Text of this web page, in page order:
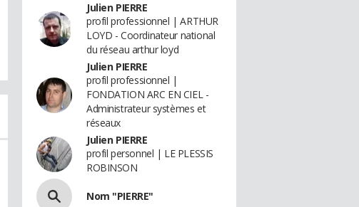
Julien PIERRE
profil professionnel | ARTHUR
LOYD - Coordinateur national
du réseau arthur loyd
Julien PIERRE
profil professionnel |
FONDATION ARC EN CIEL -
Administrateur systèmes et
réseaux
Julien PIERRE
profil personnel | LE PLESSIS
ROBINSON
Nom "PIERRE"